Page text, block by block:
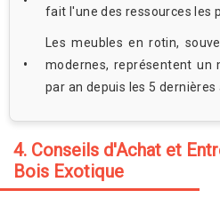
fait l'une des ressources les
Les meubles en rotin,
modernes, représentent un
par an depuis les 5 dernières
4. Conseils d'Achat et
Bois Exotique